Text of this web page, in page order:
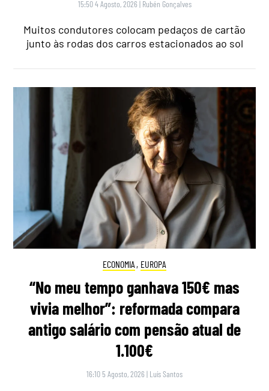
15:50 4 Agosto, 2026 | Rubén Gonçalves
Muitos condutores colocam pedaços de cartão
junto às rodas dos carros estacionados ao sol
ECONOMIA , EUROPA
“No meu tempo ganhava 150€ mas
vivia melhor”: reformada compara
antigo salário com pensão atual de
1.100€
16:10 5 Agosto, 2026 | Luís Santos